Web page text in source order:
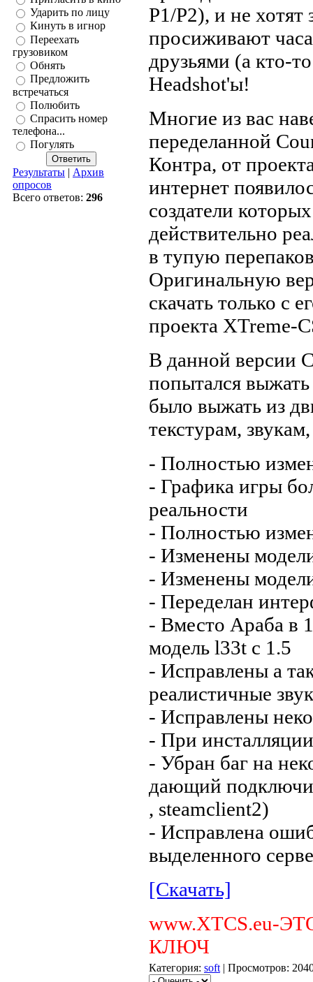
Ударить по лицу
Кинуть в игнор
Переехать
грузовиком
Обнять
Предложить
встречаться
Полюбить
Спрасить номер
телефона...
Погулять
Результаты | Архив
опросов
Всего ответов: 296
P1/P2), и не хотят
просиживают
друзьями (а кто-
Headshot'ы!
Многие из вас
переделанной
Контра, от
интернет
создатели
действительно
в тупую
Оригинальную
скачать только с
проекта XTreme-
В данной версии
попытался
было выжать из
текстурам,
- Полностью
- Графика игры
реальности
- Полностью
- Изменены
- Изменены
- Переделан
- Вместо Араба в
модель l33t с 1.5
- Исправлены а
реалистичные
- Исправлены
- При
- Убран баг на
дающий
, steamclient2)
- Исправлена
выделенного
[Скачать]
www.XTCS.eu-
КЛЮЧ
Категория: soft | Просмотров: